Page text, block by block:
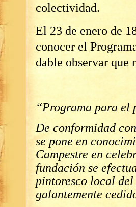
colectividad.
El 23 de enero de
conocer el
dable observar que
“Programa para el
De conformidad
se pone en
Campestre en
fundación se
pintoresco local del
galantemente